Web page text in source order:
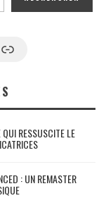
Google News
RESSUSCITE LE
: UN REMASTER